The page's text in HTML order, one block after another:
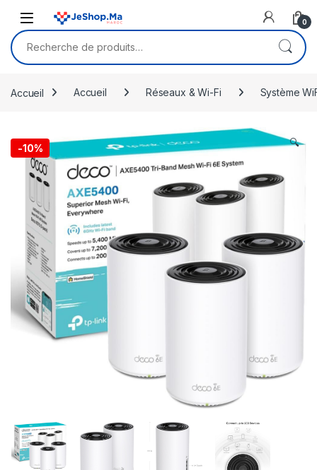
0
Recherche pour :
Accueil Accueil Réseaux & Wi-Fi Système
-10% 🔍